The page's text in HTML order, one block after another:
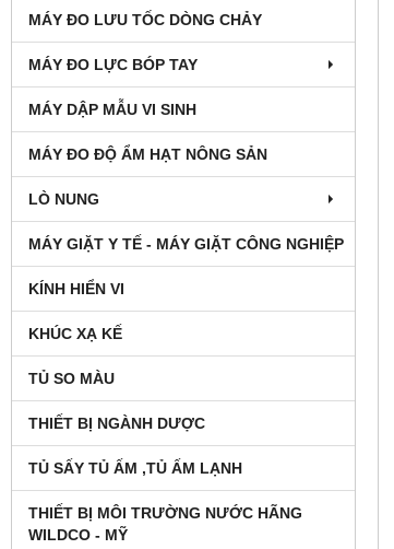
MÁY ĐO LƯU TỐC DÒNG CHẢY
MÁY ĐO LỰC BÓP TAY
MÁY DẬP MẪU VI SINH
MÁY ĐO ĐỘ ẨM HẠT NÔNG SẢN
LÒ NUNG
MÁY GIẶT Y TẾ - MÁY GIẶT CÔNG NGHIỆP
KÍNH HIỂN VI
KHÚC XẠ KẾ
TỦ SO MÀU
THIẾT BỊ NGÀNH DƯỢC
TỦ SẤY TỦ ẤM ,TỦ ẤM LẠNH
THIẾT BỊ MÔI TRƯỜNG NƯỚC HÃNG
WILDCO - MỸ